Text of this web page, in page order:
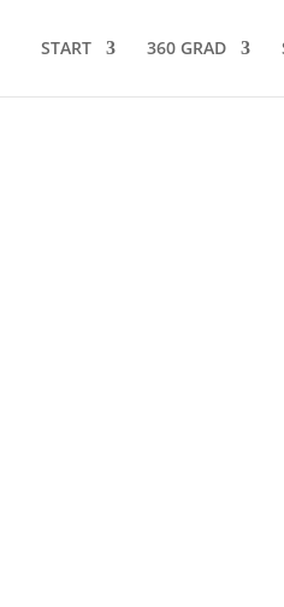
START 360 GRAD